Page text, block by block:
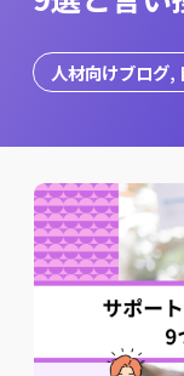
人材向けブログ,